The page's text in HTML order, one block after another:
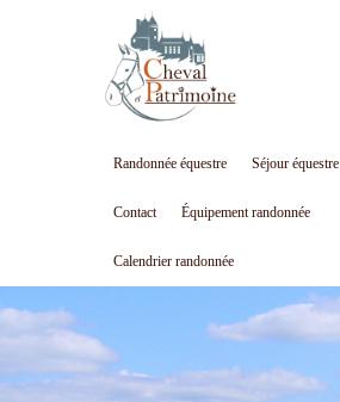
Randonnée équestre Séjour équestre
Contact Équipement randonnée
Calendrier randonnée